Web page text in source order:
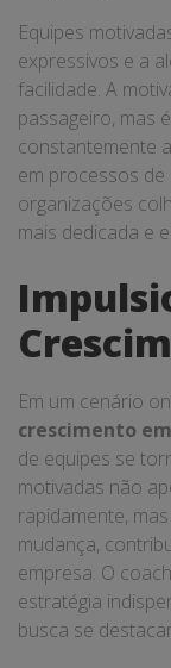
Equipes
expressivos e a
facilidade. A
passageiro, mas
constantemente
em processos de
organizações
mais dedicada e
Em um cenário
crescimento
de equipes se
motivadas não
rapidamente,
mudança,
empresa. O
estratégia
busca se